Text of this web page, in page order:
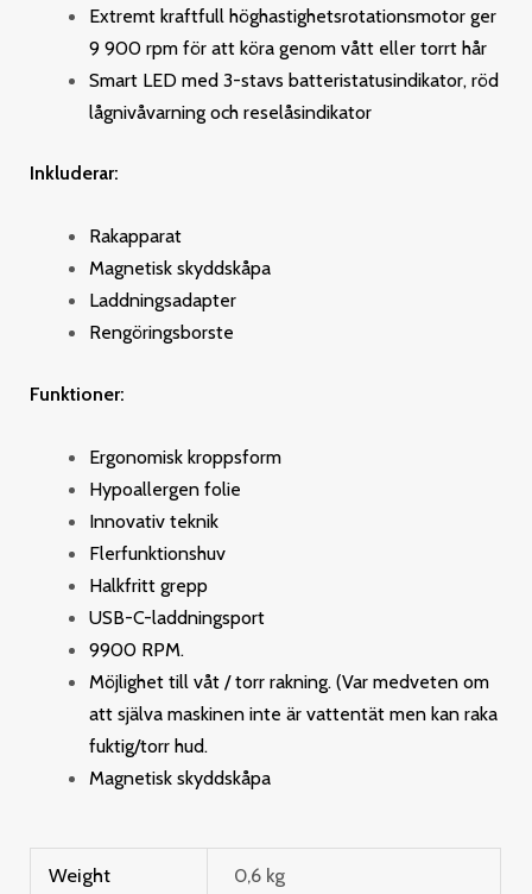
Extremt kraftfull höghastighetsrotationsmotor ger
9 900 rpm för att köra genom vått eller torrt hår
Smart LED med 3-stavs batteristatusindikator, röd
lågnivåvarning och reselåsindikator
Inkluderar:
Rakapparat
Magnetisk skyddskåpa
Laddningsadapter
Rengöringsborste
Funktioner:
Ergonomisk kroppsform
Hypoallergen folie
Innovativ teknik
Flerfunktionshuv
Halkfritt grepp
USB-C-laddningsport
9900 RPM.
Möjlighet till våt / torr rakning. (Var medveten om
att själva maskinen inte är vattentät men kan raka
fuktig/torr hud.
Magnetisk skyddskåpa
Weight 0,6 kg